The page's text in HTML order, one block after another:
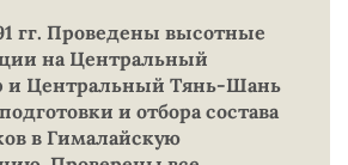
гг. Проведены высотные
на Центральный
и Центральный Тянь-Шань
и отбора состава
в Гималайскую